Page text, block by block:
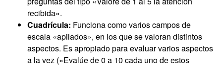
recibida».
Cuadrícula: Funciona como varios campos de
escala «apilados», en los que se valoran distintos
aspectos. Es apropiado para evaluar varios aspectos
a la vez («Evalúe de 0 a 10 cada uno de estos